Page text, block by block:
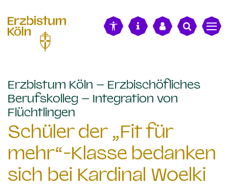
Erzbistum Köln – Erzbischöfliches
Berufskolleg – Integration von
Flüchtlingen
Schüler der „Fit für
mehr“-Klasse bedanken
sich bei Kardinal Woelki